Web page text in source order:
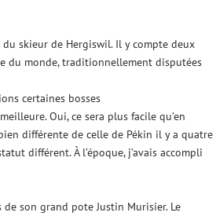
du skieur de Hergiswil. Il y compte deux
du monde, traditionnellement disputées
certaines bosses
Oui, ce sera plus facile qu’en
différente de celle de Pékin il y a quatre
différent. À l’époque, j’avais accompli
son grand pote Justin Murisier. Le